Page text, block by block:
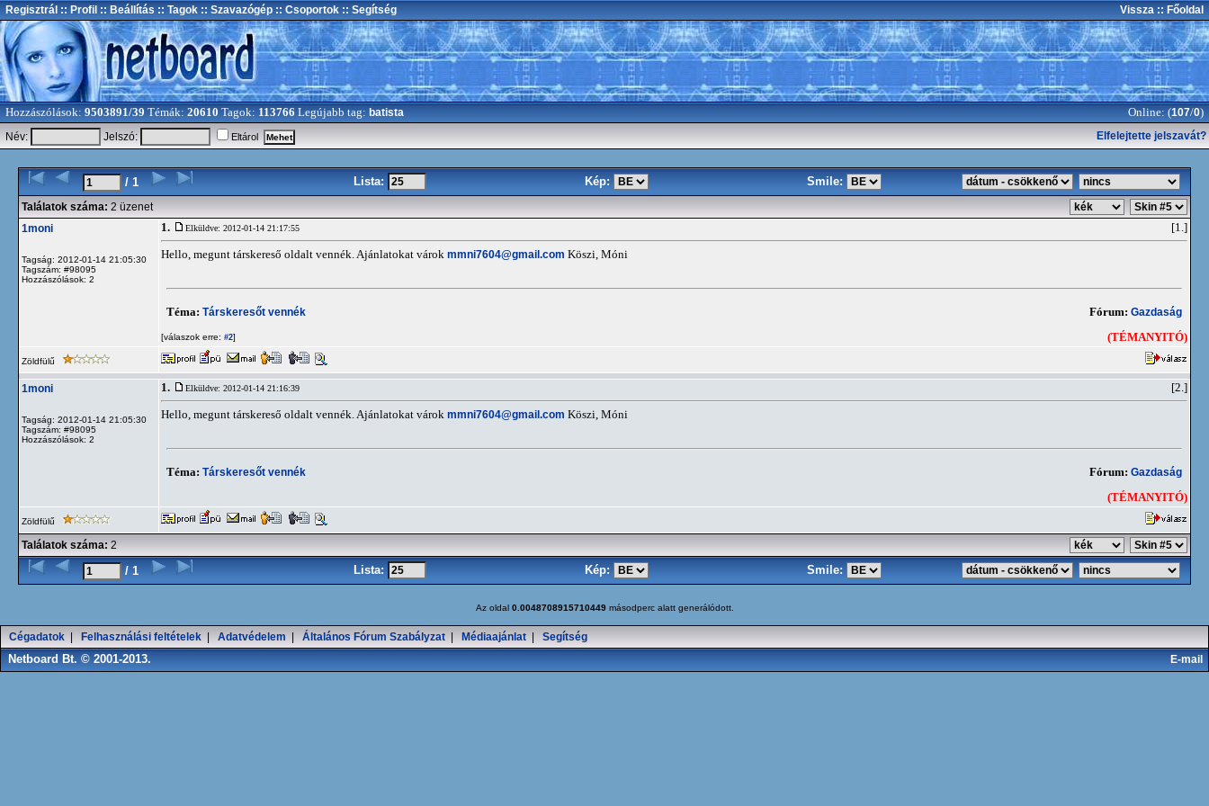
Regisztrál :: Profil :: Beállítás :: Tagok :: Szavazógép :: Csoportok :: Segítség Vissza :: Főoldal
Hozzászólások: 9503891/39 Témák: 20610 Tagok: 113766 Legújabb tag: batista Online: (107/0)
Név: Jelszó: Eltárol Elfelejtette jelszavát?
/ 1 Lista: Kép: Smile:
Találatok száma: 2 üzenet
1moni
Tagság: 2012-01-14 21:05:30
Tagszám: #98095
Hozzászólások: 2
1. Elküldve: 2012-01-14 21:17:55 [1.]
Hello, megunt társkereső oldalt vennék. Ajánlatokat várok mmni7604@gmail.com Köszi, Móni
Téma: Társkeresőt vennék Fórum: Gazdaság
[válaszok erre: #2] (TÉMANYITÓ)
Zöldfülű
1moni
Tagság: 2012-01-14 21:05:30
Tagszám: #98095
Hozzászólások: 2
1. Elküldve: 2012-01-14 21:16:39 [2.]
Hello, megunt társkereső oldalt vennék. Ajánlatokat várok mmni7604@gmail.com Köszi, Móni
Téma: Társkeresőt vennék Fórum: Gazdaság
(TÉMANYITÓ)
Zöldfülű
Találatok száma: 2
/ 1 Lista: Kép: Smile:
Az oldal 0.0048708915710449másodperc alatt generálódott.
Cégadatok Felhasználási feltételek Adatvédelem Általános Fórum Szabályzat Médiaajánlat Segítség
Netboard Bt. © 2001-2013. E-mail